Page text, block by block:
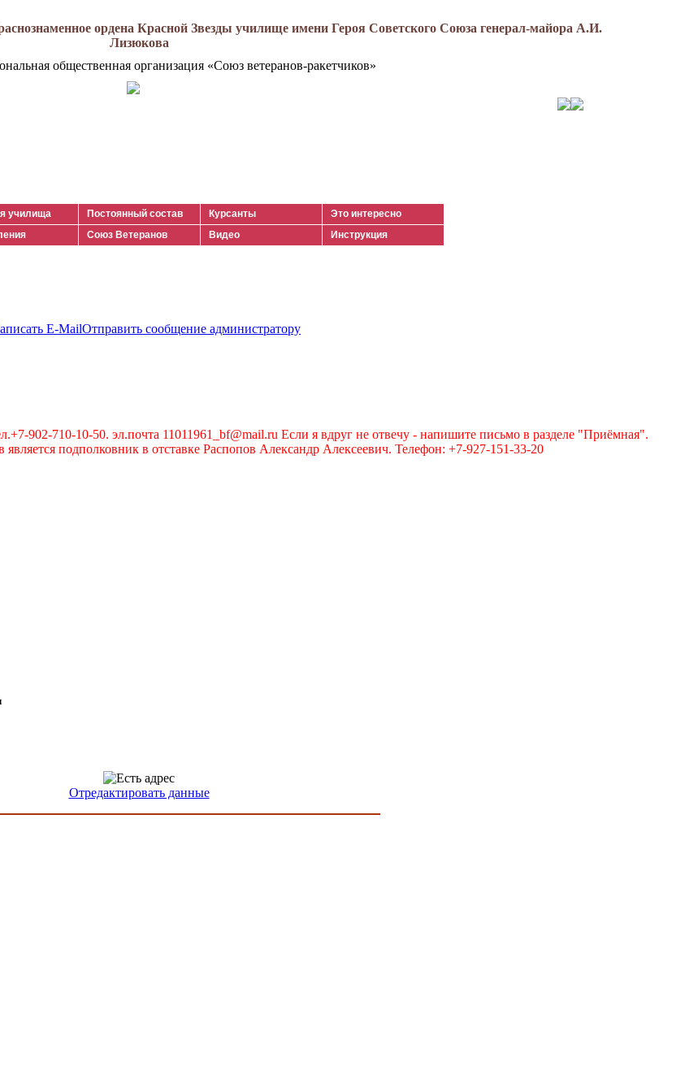
ордена Красной Звезды училище имени Героя Советского Союза генерал-майора А.И.
Лизюкова
общественная организация «Союз ветеранов-ракетчиков»
училища Постоянный состав Курсанты
Это интересно
Союз Ветеранов Видео Инструкция
Отправить сообщение администратору
902-710-10-50. эл.почта 11011961_bf@mail.ru Если я вдруг не отвечу - напишите письмо в разделе "Приёмная".
подполковник в отставке Распопов Александр Алексеевич. Телефон: +7-927-151-33-20
Отредактировать данные